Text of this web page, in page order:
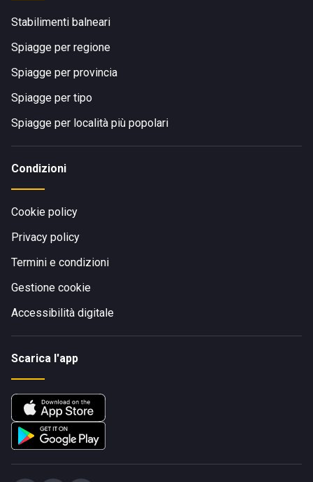
Stabilimenti balneari
Spiagge per regione
Spiagge per provincia
Spiagge per tipo
Spiagge per località più popolari
Condizioni
Cookie policy
Privacy policy
Termini e condizioni
Gestione cookie
Accessibilità digitale
Scarica l'app